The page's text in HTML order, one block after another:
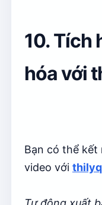
10. Tích
hóa với
Bạn có thể kết
video với